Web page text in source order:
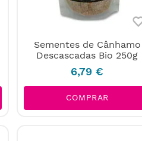
Sementes de Cânhamo
Descascadas Bio 250g
6,79 €
COMPRAR